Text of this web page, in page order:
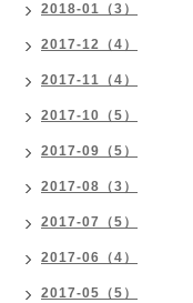
2018-01（3）
2017-12（4）
2017-11（4）
2017-10（5）
2017-09（5）
2017-08（3）
2017-07（5）
2017-06（4）
2017-05（5）